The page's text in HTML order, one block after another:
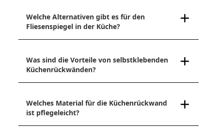
Welche Alternativen gibt es für den
Fliesenspiegel in der Küche?
Was sind die Vorteile von selbstklebenden
Küchenrückwänden?
Welches Material für die Küchenrückwand
ist pflegeleicht?